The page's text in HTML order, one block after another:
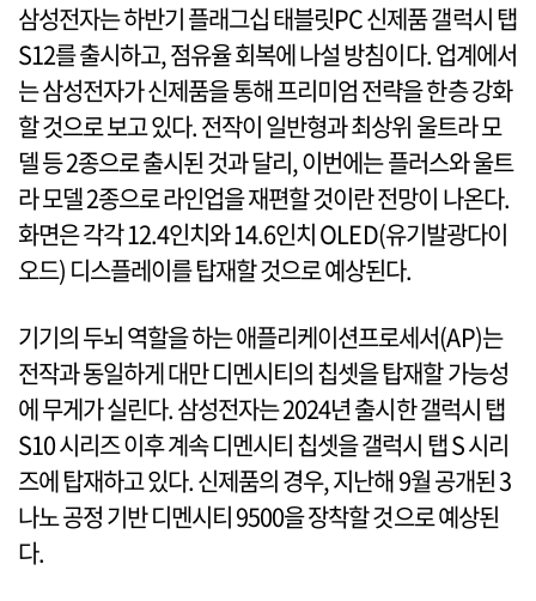
삼성전자는 하반기 플래그십 태블릿PC 신제품 갤럭시 탭
S12를 출시하고, 점유율 회복에 나설 방침이다. 업계에서
는 삼성전자가 신제품을 통해 프리미엄 전략을 한층 강화
할 것으로 보고 있다. 전작이 일반형과 최상위 울트라 모
델 등 2종으로 출시된 것과 달리, 이번에는 플러스와 울트
라 모델 2종으로 라인업을 재편할 것이란 전망이 나온다.
화면은 각각 12.4인치와 14.6인치 OLED(유기발광다이
오드) 디스플레이를 탑재할 것으로 예상된다.
기기의 두뇌 역할을 하는 애플리케이션프로세서(AP)는
전작과 동일하게 대만 디멘시티의 칩셋을 탑재할 가능성
에 무게가 실린다. 삼성전자는 2024년 출시한 갤럭시 탭
S10 시리즈 이후 계속 디멘시티 칩셋을 갤럭시 탭 S 시리
즈에 탑재하고 있다. 신제품의 경우, 지난해 9월 공개된 3
나노 공정 기반 디멘시티 9500을 장착할 것으로 예상된
다.